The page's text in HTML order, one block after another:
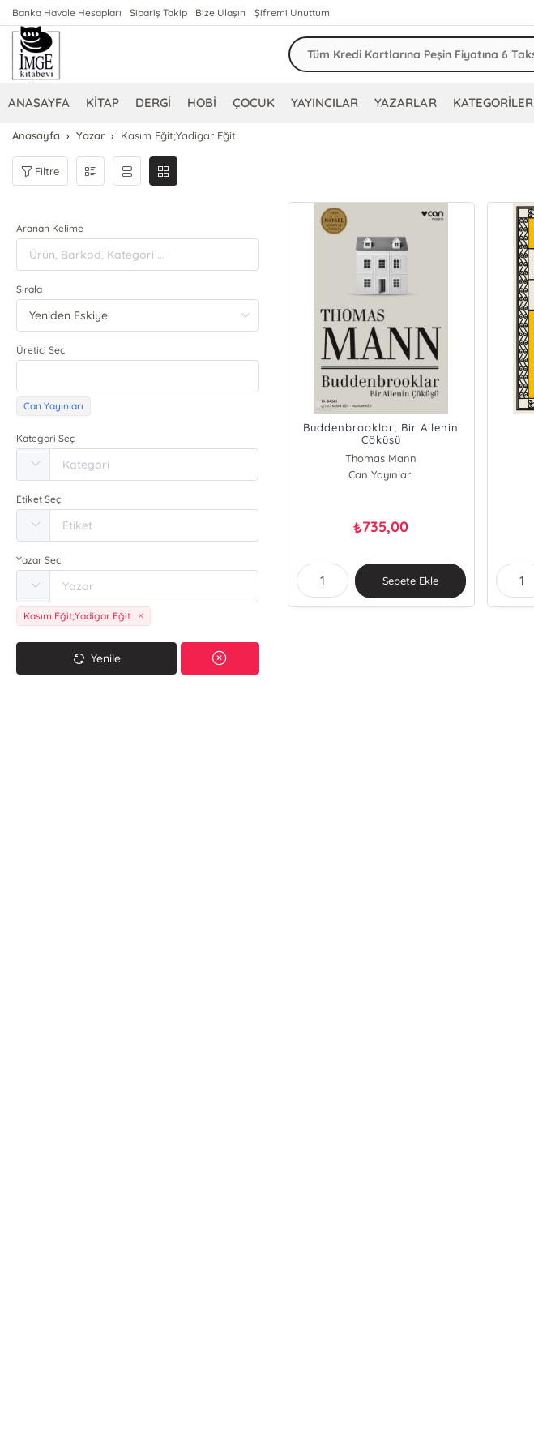
Banka Havale Hesapları Sipariş Takip Bize Ulaşın Şifremi Unuttum
ANASAYFA KİTAP DERGİ HOBİ ÇOCUK YAYINCILAR YAZARLAR KATEGORİLER
Anasayfa Yazar Kasım Eğit;Yadigar Eğit
Filtre
Aranan Kelime
Sırala
Üretici Seç
Can Yayınları
Kategori Seç
Etiket Seç
Yazar Seç
Kasım Eğit;Yadigar Eğit
Yenile
Buddenbrooklar; Bir Ailenin
Çöküşü
Thomas Mann
Can Yayınları
₺735,00
Sepete Ekle